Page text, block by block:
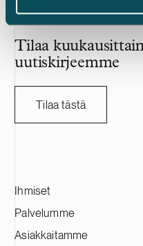
Tilaa
uutiskirjeemme
Tilaa tästä
Ihmiset
Palvelumme
Asiakkaitamme